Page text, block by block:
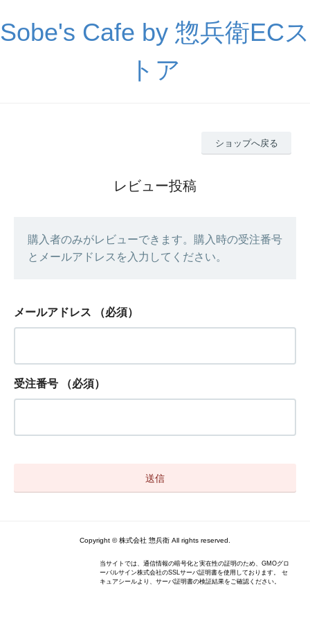
Sobe's Cafe by 惣兵衛ECス
トア
ショップへ戻る
レビュー投稿
購入者のみがレビューできます。購入時の受注番号
とメールアドレスを入力してください。
メールアドレス （必須）
受注番号 （必須）
Copyright © 株式会社 惣兵衛 All rights reserved.
当サイトでは、通信情報の暗号化と実在性の証明のため、GMOグロ
ーバルサイン株式会社のSSLサーバ証明書を使用しております。 セ
キュアシールより、サーバ証明書の検証結果をご確認ください。